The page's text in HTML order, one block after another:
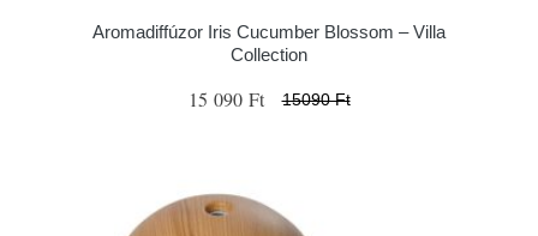
Aromadiffúzor Iris Cucumber Blossom – Villa
Collection
15 090 Ft 15090 Ft